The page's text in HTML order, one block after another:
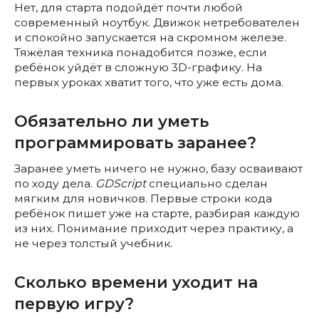
Нет, для старта подойдёт почти любой
современный ноутбук. Движок нетребователен
и спокойно запускается на скромном железе.
Тяжёлая техника понадобится позже, если
ребёнок уйдёт в сложную 3D-графику. На
первых уроках хватит того, что уже есть дома.
Обязательно ли уметь
программировать заранее?
Заранее уметь ничего не нужно, базу осваивают
по ходу дела. GDScriptспециально сделан
мягким для новичков. Первые строки кода
ребёнок пишет уже на старте, разбирая каждую
из них. Понимание приходит через практику, а
не через толстый учебник.
Сколько времени уходит на
первую игру?